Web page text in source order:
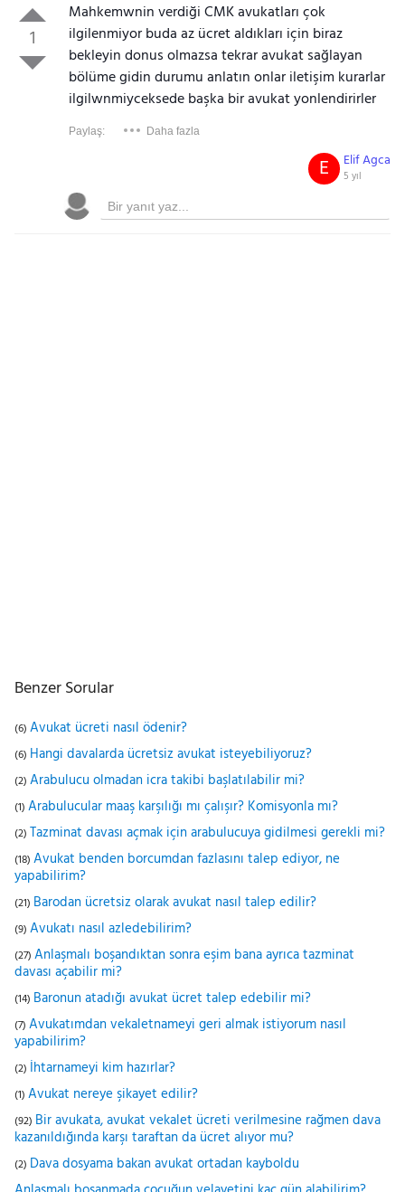
1
Mahkemwnin verdiği CMK avukatları çok
ilgilenmiyor buda az ücret aldıkları için biraz
bekleyin donus olmazsa tekrar avukat sağlayan
bölüme gidin durumu anlatın onlar iletişim kurarlar
ilgilwnmiyceksede başka bir avukat yonlendirirler
Paylaş: Daha fazla
Elif Agca
5 yıl
E
Benzer Sorular
(6) Avukat ücreti nasıl ödenir?
(6) Hangi davalarda ücretsiz avukat isteyebiliyoruz?
(2) Arabulucu olmadan icra takibi başlatılabilir mi?
(1) Arabulucular maaş karşılığı mı çalışır? Komisyonla mı?
(2) Tazminat davası açmak için arabulucuya gidilmesi gerekli mi?
(18) Avukat benden borcumdan fazlasını talep ediyor, ne
yapabilirim?
(21) Barodan ücretsiz olarak avukat nasıl talep edilir?
(9) Avukatı nasıl azledebilirim?
(27) Anlaşmalı boşandıktan sonra eşim bana ayrıca tazminat
davası açabilir mi?
(14) Baronun atadığı avukat ücret talep edebilir mi?
(7) Avukatımdan vekaletnameyi geri almak istiyorum nasıl
yapabilirim?
(2) İhtarnameyi kim hazırlar?
(1) Avukat nereye şikayet edilir?
(92) Bir avukata, avukat vekalet ücreti verilmesine rağmen dava
kazanıldığında karşı taraftan da ücret alıyor mu?
(2) Dava dosyama bakan avukat ortadan kayboldu